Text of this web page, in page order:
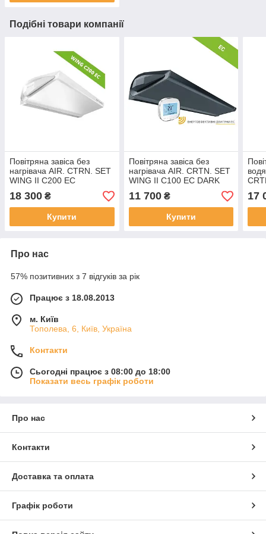
Подібні товари компанії
Повітряна завіса без
нагрівача AIR. CTRN. SET
WING II C200 EC
18 300 ₴
Купити
Повітряна завіса без
нагрівача AIR. CRTN. SET
WING II C100 EC DARK
11 700₴
Купити
AC
17
Про нас
57% позитивних з 7 відгуків за рік
Працює з 18.08.2013
м. Київ
Тополева, 6, Київ, Україна
Контакти
Сьогодні працює з 08:00 до 18:00
Показати весь графік роботи
Про нас
Контакти
Доставка та оплата
Графік роботи